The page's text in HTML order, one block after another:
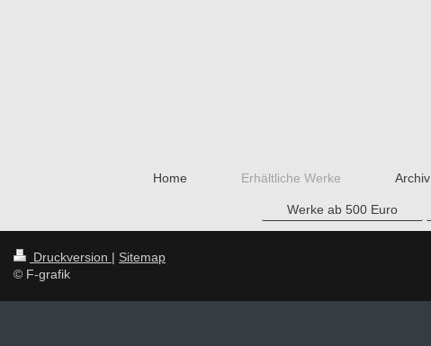
Home Erhältliche Werke Archiv
Werke ab 500 Euro
Druckversion | Sitemap
© F-grafik